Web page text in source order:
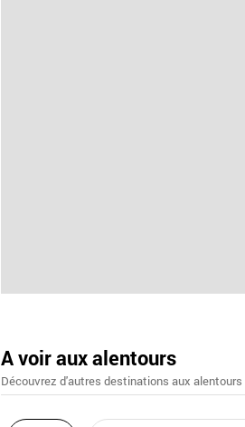
A voir aux alentours
Découvrez d'autres destinations aux